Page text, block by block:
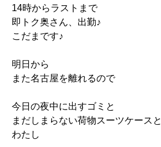
14時からラストまで
即トク奥さん、出勤♪
こだまです♪
明日から
また名古屋を離れるので
今日の夜中に出すゴミと
まだしまらない荷物スーツケースと
わたし